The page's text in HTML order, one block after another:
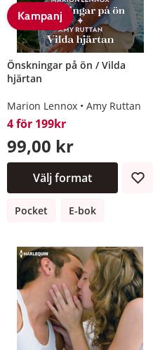
Kampanj
Önskningar på ön / Vilda
hjärtan
Marion Lennox Amy Ruttan
4 för 199kr
99,00 kr
Välj format
Pocket E-bok